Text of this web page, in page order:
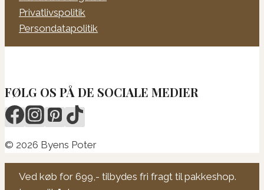
Privatlivspolitik
Persondatapolitik
FØLG OS PÅ DE SOCIALE MEDIER
© 2026 Byens Poter
Ved køb for 699,- tilbydes fri fragt til pakkeshop.